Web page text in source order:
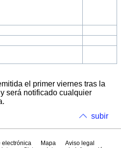
el primer viernes tras la
será notificado cualquier
subir
electrónica Mapa
Aviso legal